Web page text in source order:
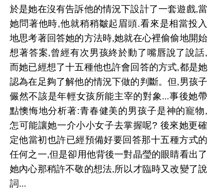
於是她在沒有告訴他的情況下設計了一套遊戲,當
她問著他時,他就稍稍皺起眉頭.看來是相當投入
地思考著回答她的方法時,她就在心裡偷偷地開始
想著答案,曾經有次男孩終於動了嘴唇說了說話,
而她已經想了十五種他也許會回答的方式,都是她
認為在足夠了解他的情況下做的判斷。但,男孩子
儼然不該是年輕女孩所能主宰的對象...事後她帶
點懊悔地分析著:青春健美的男孩子是神的寵物,
怎可能讓她一介小小女子去掌握呢? 後來她更確
定他當初也許已經預備好要回答那十五種方式的
任何之一,但是卻用他背後一對晶瑩的眼睛看出了
她內心那稍許不敬的想法,所以才臨時又改變了說
詞...